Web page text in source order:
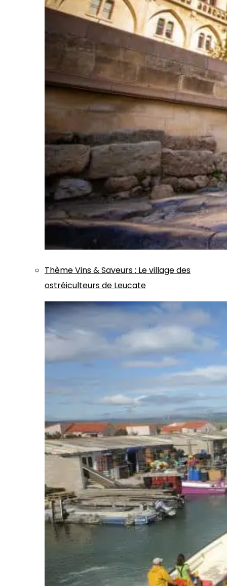
ThèmeVins & Saveurs: Le village des
ostréiculteurs de Leucate